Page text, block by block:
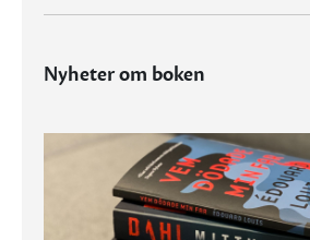
Nyheter om boken